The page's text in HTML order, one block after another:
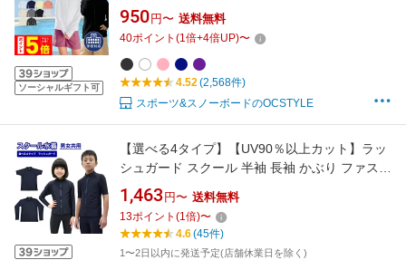
ソーシャルギフト可
ル 水着 UPF50＋ ラッシュパーカー UVパーカ
ー スクール水着 小学生 中学生 小学校 プール
スイミング 授業用 無地 黒 紺 おしゃれ KICKS
KJR-220《KDSR》 《☆》
950 円〜 送料無料
40ポイント (1倍+4倍UP)〜
4.52(2,568件)
スポーツ&スノーボードのOCSTYLE
【選べる4タイプ】【UV90％以上カット】ラッ
シュガード スクール 半袖 長袖 かぶり ファスナ
ーなし ジップなし ファスナーあり ジップあり
送料無料 キッズ ジュニア 男の子 女の子 スクー
ル水着 女児 男児 130 140 150 160 170 180cm
スクールラッシュ
1,463 円〜 送料無料
13ポイント (1倍)〜
4.6(45件)
1〜2日以内に発送予定(店舗休業日を除く)